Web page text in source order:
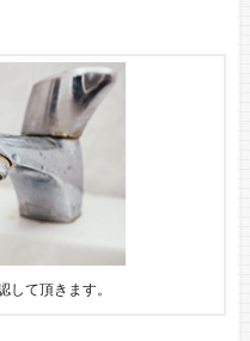
して頂きます。